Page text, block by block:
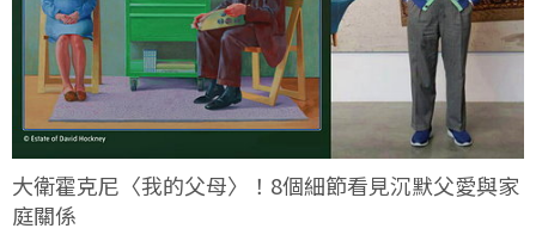
大衛霍克尼〈我的父母〉！8個細節看見沉默父愛與家
庭關係